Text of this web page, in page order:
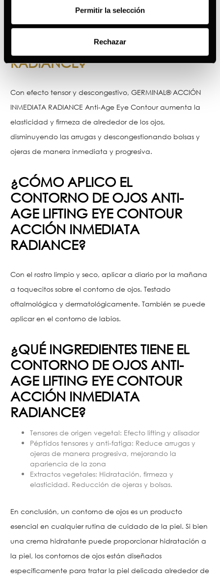
Permitir la selección
Rechazar
¿POR QUÉ FUNCIONA EL
AGE LIFTING EYE CONTOUR
ACCIÓN INMEDIATA
RADIANCE?
Con efecto tensor y descongestivo, GERMINAL® ACCIÓN
INMEDIATA RADIANCE Anti-Age Eye Contour aumenta la
elasticidad y firmeza de alrededor de los ojos,
disminuyendo las arrugas y descongestionando bolsas y
ojeras de manera inmediata y progresiva.
¿CÓMO APLICO EL
CONTORNO DE OJOS ANTI-
AGE LIFTING EYE CONTOUR
ACCIÓN INMEDIATA
RADIANCE?
Con el rostro limpio y seco, aplicar a diario por la mañana
a toquecitos sobre el contorno de ojos. Testado
oftalmológica y dermatológicamente. También se puede
aplicar en el contorno de labios.
¿QUÉ INGREDIENTES TIENE EL
CONTORNO DE OJOS ANTI-
AGE LIFTING EYE CONTOUR
ACCIÓN INMEDIATA
RADIANCE?
Tensores de origen vegetal: Efecto lifting y alisador
Péptidos tensores y anti-fatiga: Reduce arrugas y
ojeras de manera progresiva, mejorando la
apariencia de la zona
Extractos vegetales: Hidratación, firmeza y
elasticidad. Reducción de ojeras y bolsas.
En conclusión, un contorno de ojos es un producto
esencial en cualquier rutina de cuidado de la piel. Si bien
una crema hidratante puede proporcionar hidratación a
la piel, los contornos de ojos están diseñados
específicamente para tratar la piel delicada alrededor de